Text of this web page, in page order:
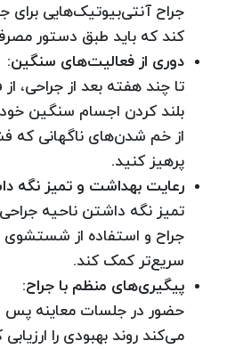
جراح آنتی‌بیوتیک‌هایی برای
کند که باید طبق دستور
دوری از فعالیت‌های سنگین:
تا چند هفته بعد از جراحی،
بلند کردن اجسام سنگین
از خم شدن‌های ناگهانی که
پرهیز کنید.
رعایت بهداشت و تمیز نگه
تمیز نگه داشتن ناحیه
جراح و استفاده از شستشوی
سریع‌تر کمک کند.
پیگیری‌های منظم با جراح:
حضور در جلسات معاینه پس
می‌کند روند بهبودی را